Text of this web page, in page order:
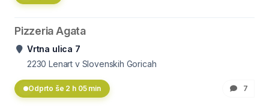
Pizzeria Agata
Vrtna ulica 7
2230 Lenart v Slovenskih Goricah
Odprto še 2 h 05 min 7